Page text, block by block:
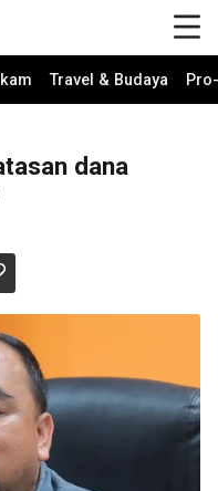
Travel & Budaya
dana